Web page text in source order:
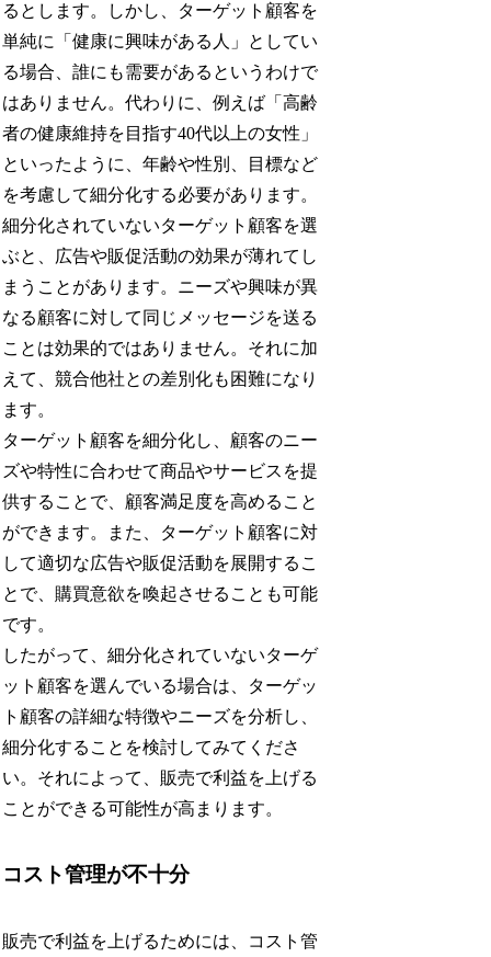
るとします。しかし、ターゲット顧客を
単純に「健康に興味がある人」としてい
る場合、誰にも需要があるというわけで
はありません。代わりに、例えば「高齢
者の健康維持を目指す40代以上の女性」
といったように、年齢や性別、目標など
を考慮して細分化する必要があります。
細分化されていないターゲット顧客を選
ぶと、広告や販促活動の効果が薄れてし
まうことがあります。ニーズや興味が異
なる顧客に対して同じメッセージを送る
ことは効果的ではありません。それに加
えて、競合他社との差別化も困難になり
ます。
ターゲット顧客を細分化し、顧客のニー
ズや特性に合わせて商品やサービスを提
供することで、顧客満足度を高めること
ができます。また、ターゲット顧客に対
して適切な広告や販促活動を展開するこ
とで、購買意欲を喚起させることも可能
です。
したがって、細分化されていないターゲ
ット顧客を選んでいる場合は、ターゲッ
ト顧客の詳細な特徴やニーズを分析し、
細分化することを検討してみてくださ
い。それによって、販売で利益を上げる
ことができる可能性が高まります。
コスト管理が不十分
販売で利益を上げるためには、コスト管